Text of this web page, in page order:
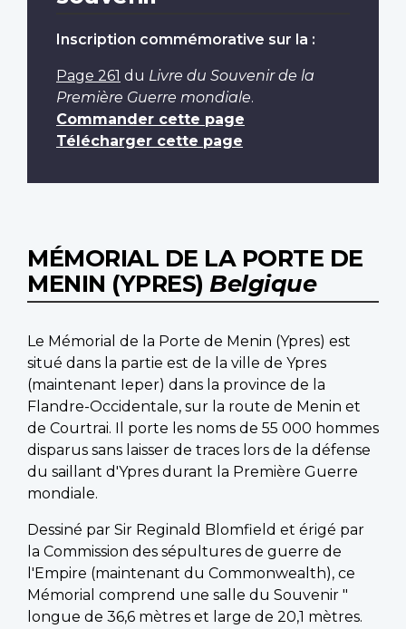
Inscription commémorative sur la :
Page 261 du Livre du Souvenir de la
Première Guerre mondiale.
Commander cette page
Télécharger cette page
MÉMORIAL DE LA PORTE DE
MENIN (YPRES) Belgique
Le Mémorial de la Porte de Menin (Ypres) est
situé dans la partie est de la ville de Ypres
(maintenant Ieper) dans la province de la
Flandre-Occidentale, sur la route de Menin et
de Courtrai. Il porte les noms de 55 000 hommes
disparus sans laisser de traces lors de la défense
du saillant d'Ypres durant la Première Guerre
mondiale.
Dessiné par Sir Reginald Blomfield et érigé par
la Commission des sépultures de guerre de
l'Empire (maintenant du Commonwealth), ce
Mémorial comprend une salle du Souvenir "
longue de 36,6 mètres et large de 20,1 mètres.